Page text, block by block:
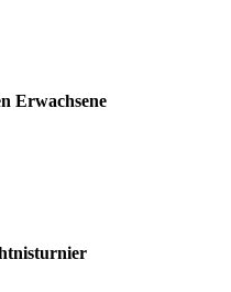
Erwachsene